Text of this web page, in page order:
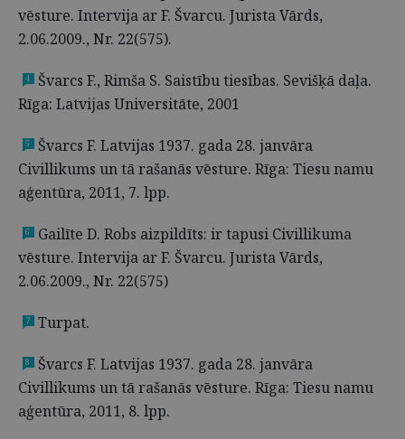
vēsture. Intervija ar F. Švarcu. Jurista Vārds,
2.06.2009., Nr. 22(575).
4
Švarcs F., Rimša S. Saistību tiesības. Sevišķā daļa.
Rīga: Latvijas Universitāte, 2001
5
Švarcs F. Latvijas 1937. gada 28. janvāra
Civillikums un tā rašanās vēsture. Rīga: Tiesu namu
aģentūra, 2011, 7. lpp.
6
Gailīte D. Robs aizpildīts: ir tapusi Civillikuma
vēsture. Intervija ar F. Švarcu. Jurista Vārds,
2.06.2009., Nr. 22(575)
7 Turpat.
8
Švarcs F. Latvijas 1937. gada 28. janvāra
Civillikums un tā rašanās vēsture. Rīga: Tiesu namu
aģentūra, 2011, 8. lpp.